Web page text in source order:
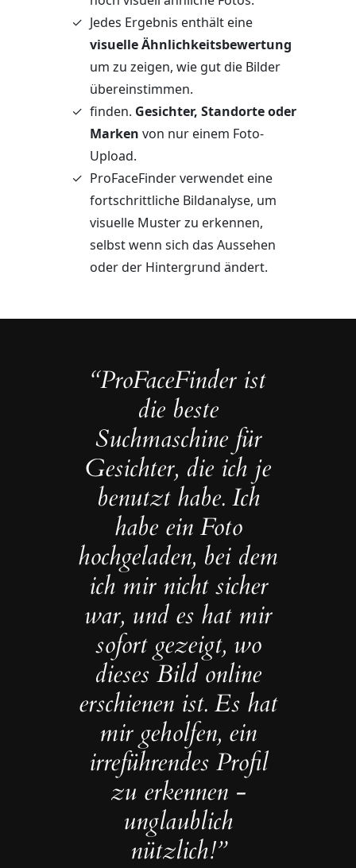
Jedes Ergebnis enthält eine
visuelle Ähnlichkeitsbewertung
um zu zeigen, wie gut die Bilder
übereinstimmen.
finden. Gesichter, Standorte oder
Marken von nur einem Foto-
Upload.
ProFaceFinder verwendet eine
fortschrittliche Bildanalyse, um
visuelle Muster zu erkennen,
selbst wenn sich das Aussehen
oder der Hintergrund ändert.
“ProFaceFinder ist
die beste
Suchmaschine für
Gesichter, die ich je
benutzt habe. Ich
habe ein Foto
hochgeladen, bei dem
ich mir nicht sicher
war, und es hat mir
sofort gezeigt, wo
dieses Bild online
erschienen ist. Es hat
mir geholfen, ein
irreführendes Profil
zu erkennen -
unglaublich
nützlich!”